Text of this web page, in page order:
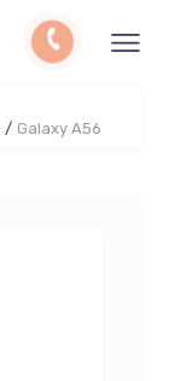
/ Galaxy A56